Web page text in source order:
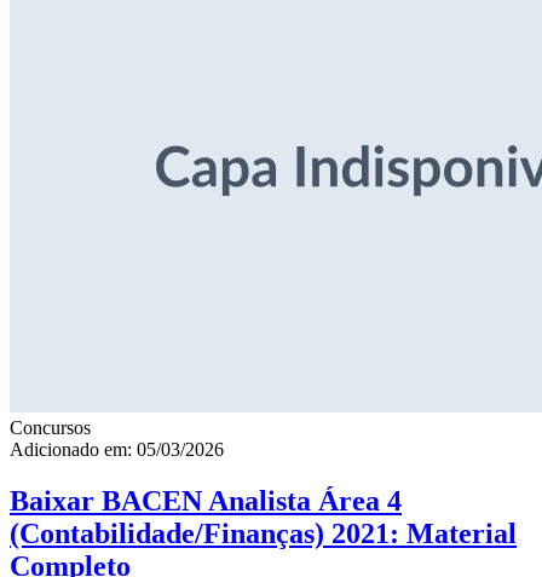
Concursos
Adicionado em: 05/03/2026
Baixar BACEN Analista Área 4
(Contabilidade/Finanças) 2021: Material
Completo